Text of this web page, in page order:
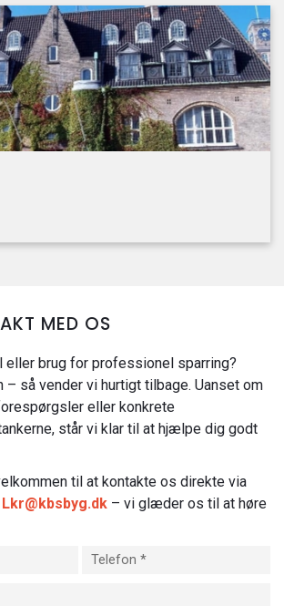
MED OS
eller brug for professionel sparring?
– så vender vi hurtigt tilbage. Uanset om
eller konkrete
står vi klar til at hjælpe dig godt
til at kontakte os direkte via
Lkr@kbsbyg.dk – vi glæder os til at høre